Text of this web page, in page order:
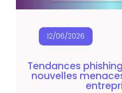
12/06/2026
Tendances
nouvelles